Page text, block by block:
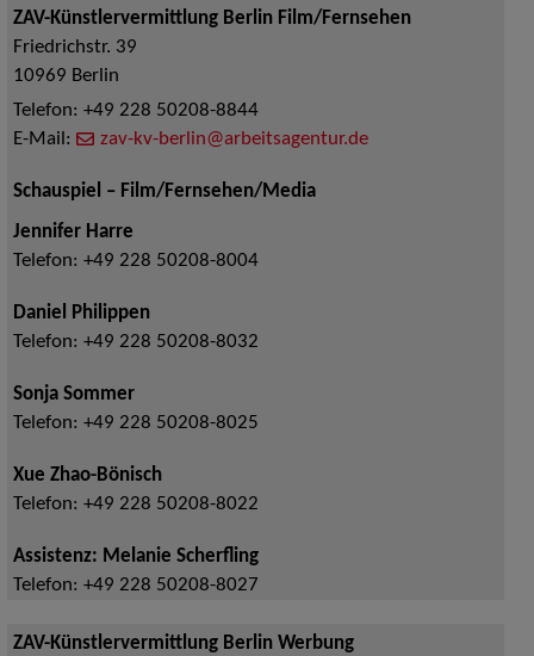
ZAV-Künstlervermittlung Berlin Film/Fernsehen
Friedrichstr. 39
10969 Berlin
Telefon: +49 228 50208-8844
E-Mail:
zav-kv-berlin@arbeitsagentur.de
Schauspiel – Film/Fernsehen/Media
Jennifer Harre
Telefon: +49 228 50208-8004
Daniel Philippen
Telefon: +49 228 50208-8032
Sonja Sommer
Telefon: +49 228 50208-8025
Xue Zhao-Bönisch
Telefon: +49 228 50208-8022
Assistenz: Melanie Scherfling
Telefon: +49 228 50208-8027
ZAV-Künstlervermittlung Berlin Werbung